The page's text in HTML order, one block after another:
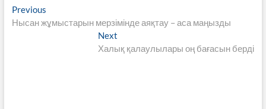
Навигация
по
PreviousPrevious
post:
Нысан жұмыстарын мерзімінде аяқтау – аса маңызды
Next
post:
Халық қалаулылары оң бағасын берді